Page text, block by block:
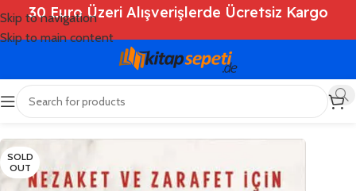
Skip to navigation
Skip to main content
30 Euro Üzeri Alışverişlerde Ücretsiz Kargo
Ana Sayfa Shop
SOLD
OUT